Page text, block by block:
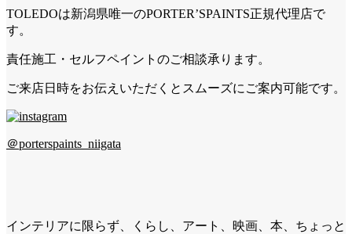
TOLEDOは新潟県唯一のPORTER’SPAINTS正規代理店で
す。
責任施工・セルフペイントのご相談承ります。
ご来店日時をお伝えいただくとスムーズにご案内可能です。
＠porterspaints_niigata
インテリアに限らず、くらし、アート、映画、本、ちょっと